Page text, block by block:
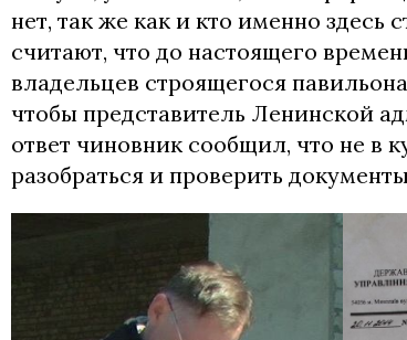
нет, так же как и кто именно здесь
считают, что до настоящего
владельцев строящегося
чтобы представитель Ленинской
ответ чиновник сообщил, что не в
разобраться и проверить